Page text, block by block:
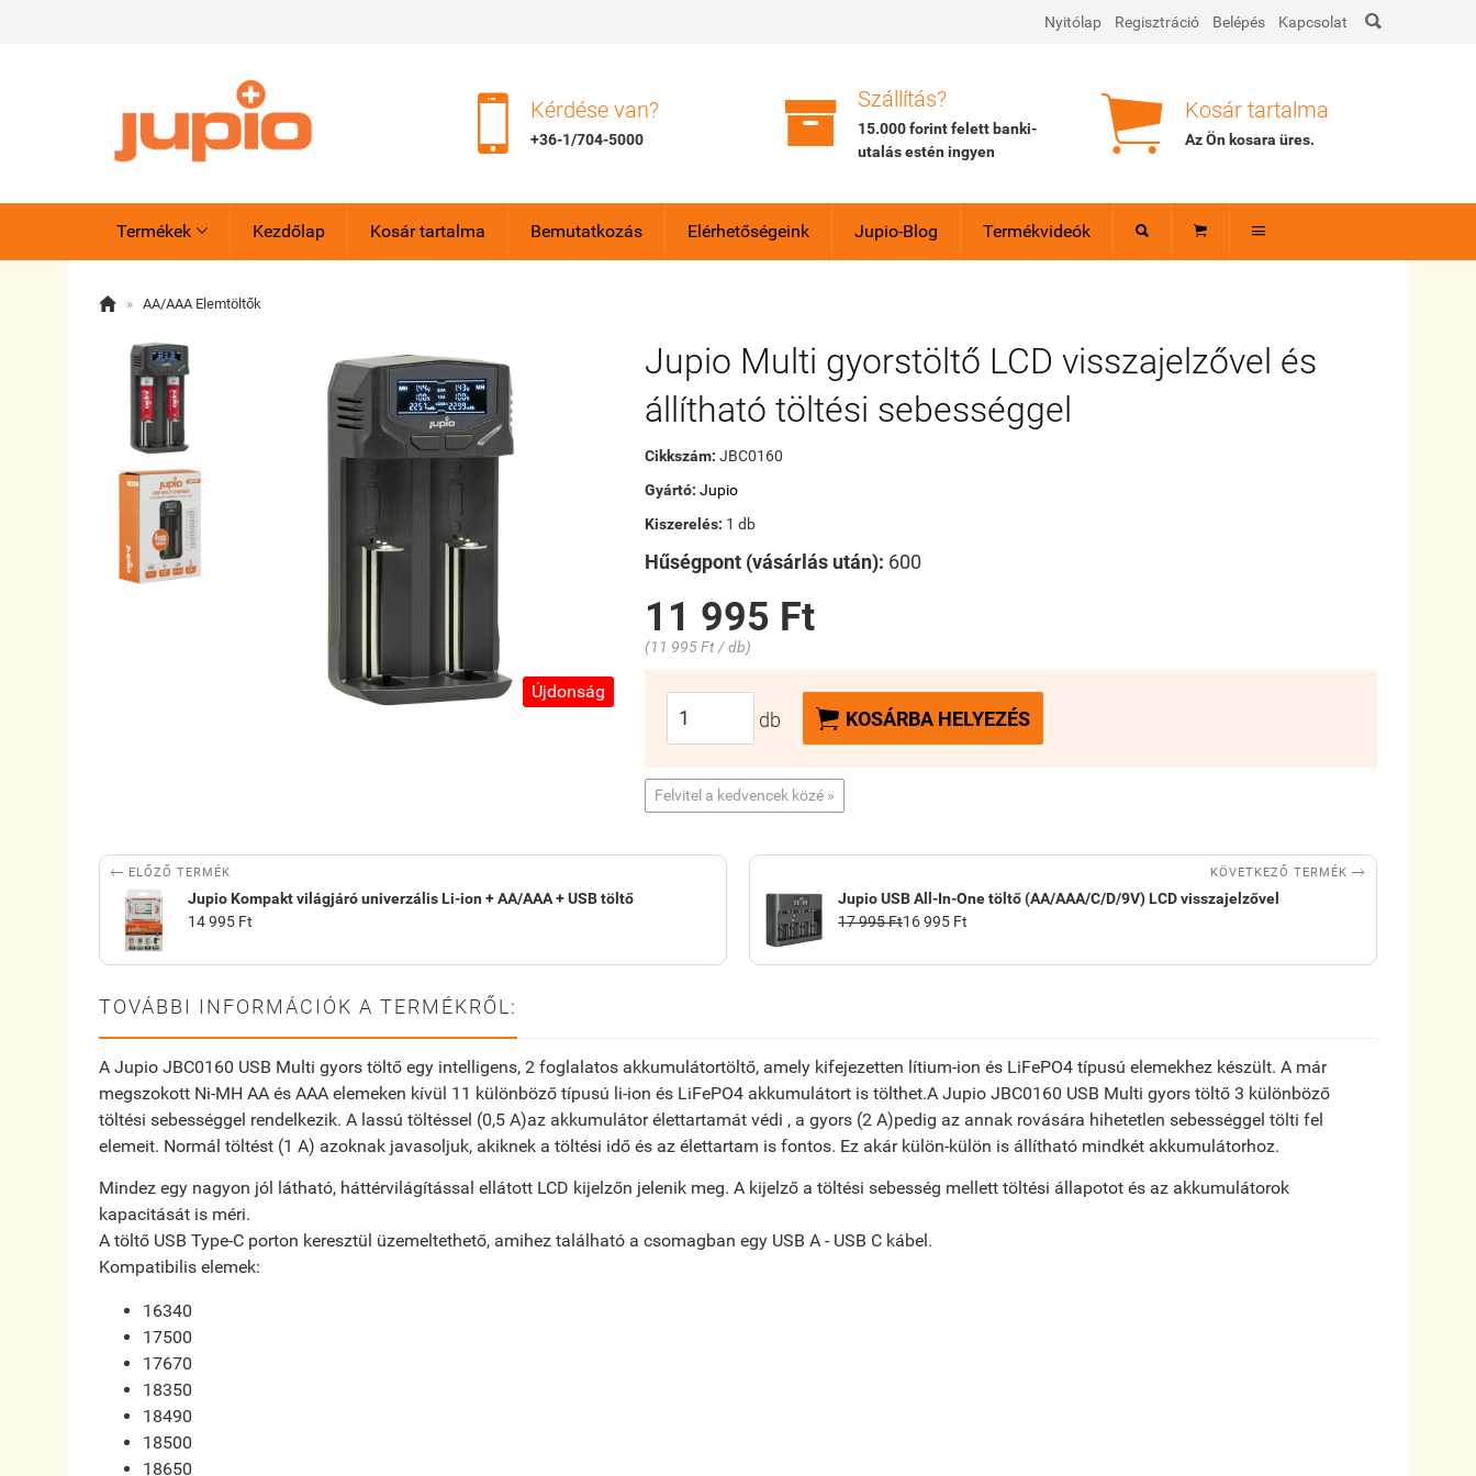
Nyitólap Regisztráció Belépés Kapcsolat 
 Kérdése van?
+36-1/704-5000  Szállítás?
15.000 forint felett banki-
utalás estén ingyen
 Kosár tartalma
Az Ön kosaraüres.
Termékek  Kezdőlap Kosár tartalma Bemutatkozás Elérhetőségeink Jupio-Blog Termékvideók   
 » AA/AAA Elemtöltők
Újdonság
Jupio Multi gyorstöltő LCD visszajelzővel és
állítható töltési sebességgel
Cikkszám: JBC0160
Gyártó: Jupio
Kiszerelés: 1 db
Hűségpont (vásárlás után): 600
11 995 Ft
(11 995 Ft / db)
db  KOSÁRBA HELYEZÉS
Felvitel a kedvencek közé »
 ELŐZŐ TERMÉK
Jupio Kompakt világjáró univerzális Li-ion + AA/AAA + USB töltő
14 995 Ft
KÖVETKEZŐ TERMÉK 
Jupio USB All-In-One töltő (AA/AAA/C/D/9V) LCD visszajelzővel
17 995 Ft16 995 Ft
TOVÁBBI INFORMÁCIÓK A TERMÉKRŐL:
A Jupio JBC0160 USB Multi gyors töltő egy intelligens, 2 foglalatos akkumulátortöltő, amely kifejezetten lítium-ion és LiFePO4 típusú elemekhez készült. A már
megszokott Ni-MH AA és AAA elemeken kívül 11 különböző típusú li-ion és LiFePO4 akkumulátort is tölthet.A Jupio JBC0160 USB Multi gyors töltő 3 különböző
töltési sebességgel rendelkezik. A lassú töltéssel (0,5 A)az akkumulátor élettartamát védi , a gyors (2 A)pedig az annak rovására hihetetlen sebességgel tölti fel
elemeit. Normál töltést (1 A) azoknak javasoljuk, akiknek a töltési idő és az élettartam is fontos. Ez akár külön-külön is állítható mindkét akkumulátorhoz.
Mindez egy nagyon jól látható, háttérvilágítással ellátott LCD kijelzőn jelenik meg. A kijelző a töltési sebesség mellett töltési állapotot és az akkumulátorok
kapacitását is méri.
A töltő USB Type-C porton keresztül üzemeltethető, amihez található a csomagban egy USB A - USB C kábel.
Kompatibilis elemek:
16340
17500
17670
18350
18490
18500
18650